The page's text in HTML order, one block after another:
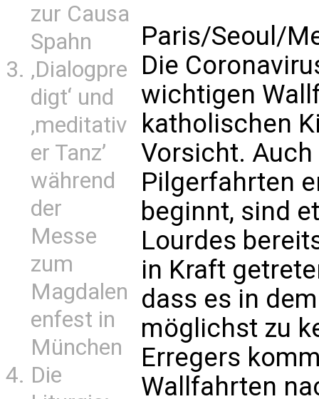
zur Causa
Spahn
‚Dialogpre
digt‘ und
‚meditativ
er Tanz’
während
der
Messe
zum
Magdalen
enfest in
München
Die
Paris/Seoul/
Die
wichtigen
katholischen
Vorsicht.
Pilgerfahrten
beginnt, sind
Lourdes
in Kraft
dass es in
möglichst zu
Erregers
Wallfahrten